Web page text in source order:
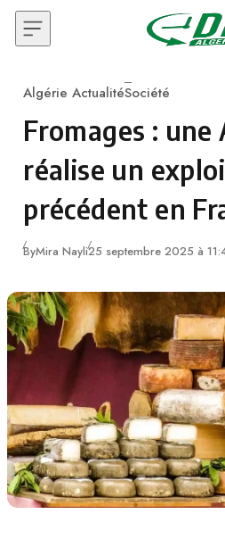
Skip to content
Category
Algérie ActualitéSociété
Fromages :
réalise un
précédent en
ByMira Nayli25 septembre 2025 à